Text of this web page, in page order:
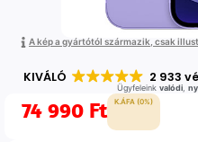
A kép a gyártótól származik, csak
KIVÁLÓ 2 933
Ügyfeleink valódi,
74 990 Ft K.ÁFA (0%)